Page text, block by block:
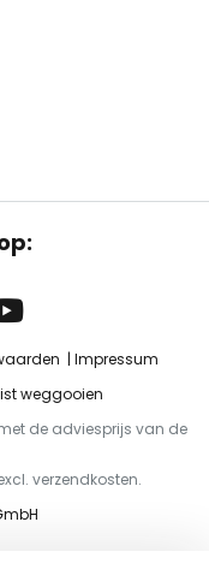
Impressum
weggooien
de adviesprijs van de
verzendkosten.